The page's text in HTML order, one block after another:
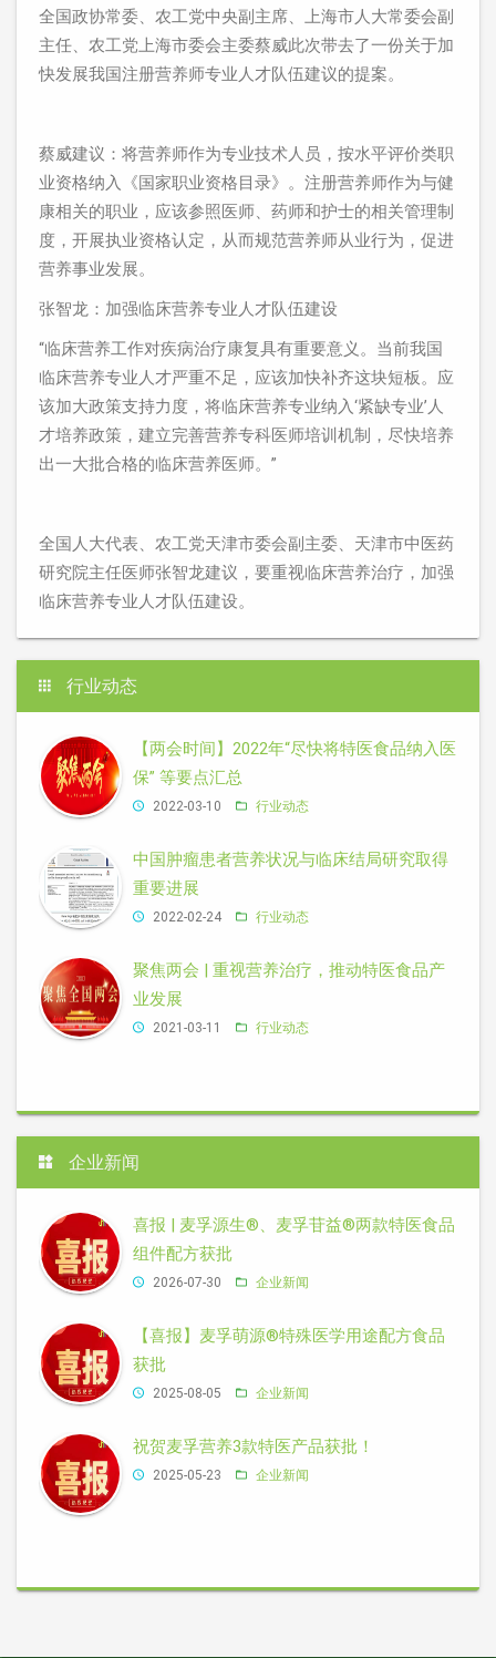
全国政协常委、农工党中央副主席、上海市人大常委会副
主任、农工党上海市委会主委蔡威此次带去了一份关于加
快发展我国注册营养师专业人才队伍建议的提案。
蔡威建议：将营养师作为专业技术人员，按水平评价类职
业资格纳入《国家职业资格目录》。注册营养师作为与健
康相关的职业，应该参照医师、药师和护士的相关管理制
度，开展执业资格认定，从而规范营养师从业行为，促进
营养事业发展。
张智龙：加强临床营养专业人才队伍建设
“临床营养工作对疾病治疗康复具有重要意义。当前我国
临床营养专业人才严重不足，应该加快补齐这块短板。应
该加大政策支持力度，将临床营养专业纳入‘紧缺专业’人
才培养政策，建立完善营养专科医师培训机制，尽快培养
出一大批合格的临床营养医师。”
全国人大代表、农工党天津市委会副主委、天津市中医药
研究院主任医师张智龙建议，要重视临床营养治疗，加强
临床营养专业人才队伍建设。
行业动态
【两会时间】2022年“尽快将特医食品纳入医
保” 等要点汇总
2022-03-10 行业动态
中国肿瘤患者营养状况与临床结局研究取得
重要进展
2022-02-24 行业动态
聚焦两会 | 重视营养治疗，推动特医食品产
业发展
2021-03-11 行业动态
企业新闻
喜报 | 麦孚源生®、麦孚苷益®两款特医食品
组件配方获批
2026-07-30 企业新闻
【喜报】麦孚萌源®特殊医学用途配方食品
获批
2025-08-05 企业新闻
祝贺麦孚营养3款特医产品获批！
2025-05-23 企业新闻